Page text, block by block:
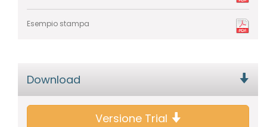
Esempio stampa
Download
Versione Trial